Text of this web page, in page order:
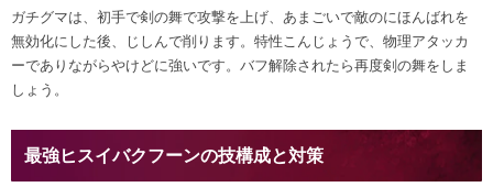
ガチグマは、初手で剣の舞で攻撃を上げ、あまごいで敵のにほんばれを
無効化にした後、じしんで削ります。特性こんじょうで、物理アタッカ
ーでありながらやけどに強いです。バフ解除されたら再度剣の舞をしま
しょう。
最強ヒスイバクフーンの技構成と対策